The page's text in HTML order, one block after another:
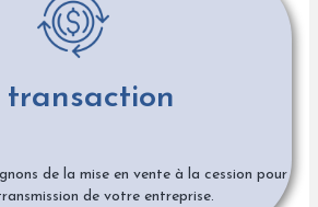
de la mise en vente à la cession pour
de votre entreprise.